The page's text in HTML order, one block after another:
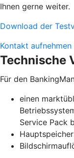
Ihnen gerne weiter.
Download der
Kontakt aufnehmen
Technische
Für den
einen
Service Pack